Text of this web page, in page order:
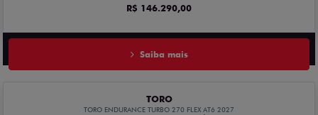
R$ 146.290,00
Saiba mais
TORO
TORO ENDURANCE TURBO 270 FLEX AT6 2027